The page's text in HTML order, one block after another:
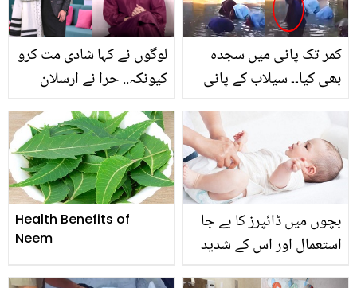
لوگوں نے کہا شادی مت کرو
کیونکہ.. حرا نے ارسلان
بتائی؟
کمر تک پانی میں سجدہ
بھی کیا۔۔ سیلاب کے پانی
ویڈیو دیکھ کر لوگوں کے
ایمان تازہ ہوگئے
Health Benefits of
Neem
بچوں میں ڈائپرز کا بے جا
استعمال اور اس کے شدید